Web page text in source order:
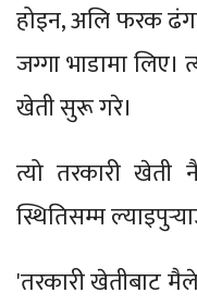
होइन, अलि फरक
जग्गा भाडामा
खेती सुरू गरे।
त्यो तरकारी खेती
स्थितिसम्म
'तरकारी खेतीबाट